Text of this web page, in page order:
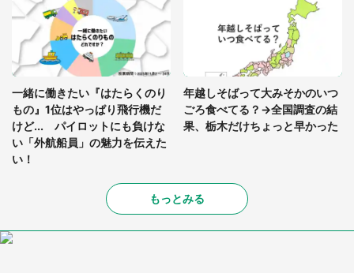
一緒に働きたい『はたらくのり
もの』1位はやっぱり飛行機だ
けど... パイロットにも負けな
い「外航船員」の魅力を伝えた
い！
年越しそばって大みそかのいつ
ごろ食べてる？→全国調査の結
果、栃木だけちょっと早かった
もっとみる